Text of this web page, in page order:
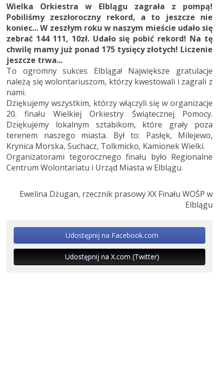
Wielka Orkiestra w Elblągu zagrała z pompą!
Pobiliśmy zeszłoroczny rekord, a to jeszcze nie
koniec... W zeszłym roku w naszym mieście udało się
zebrać 144 111, 10zł. Udało się pobić rekord! Na tę
chwilę mamy już ponad 175 tysięcy złotych! Liczenie
jeszcze trwa...
To ogromny sukces Elbląga! Największe gratulacje
należą się wolontariuszom, którzy kwestowali i zagrali z
nami.
Dziękujemy wszystkim, którzy włączyli się w organizacje
20. finału Wielkiej Orkiestry Świątecznej Pomocy.
Dziękujemy lokalnym sztabikom, które grały poza
terenem naszego miasta. Był to: Pasłęk, Milejewo,
Krynica Morska, Suchacz, Tolkmicko, Kamionek Wielki.
Organizatorami tegorocznego finału było Regionalne
Centrum Wolontariatu i Urząd Miasta w Elblągu.
Ewelina Dżugan, rzecznik prasowy XX Finału WOŚP w
Elblągu
Udostępnij na Facebook.com
Udostępnij na X.com (Twitter)